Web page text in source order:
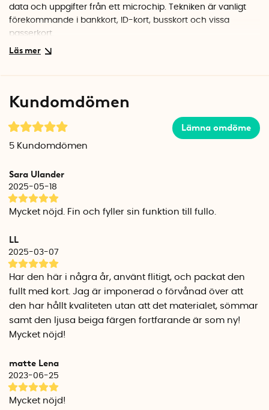
data och uppgifter från ett microchip. Tekniken är vanligt
förekommande i bankkort, ID-kort, busskort och vissa
passerkort.
som korthållaren ger dig en praktisk förvaring för de kort du
Korthållaren är tillverkad av veganskt och återvunnet PU-
fem facken.
Specifikationer
Mått: 10 cm x 7 cm x 0,5 cm
Material: Återvunnet PU-läder, fri från ftalater
Uppfyller Reach
Blockerar: RFID och NFC kommunikation
Kundomdömen
Lämna omdöme
5 Kundomdömen
Sara Ulander
2025-05-18
Mycket nöjd. Fin och fyller sin funktion till fullo.
LL
2025-03-07
Har den här i några år, använt flitigt, och packat den
fullt med kort. Jag är imponerad o förvånad över att
den har hållt kvaliteten utan att det materialet, sömmar
samt den ljusa beiga färgen fortfarande är som ny!
Mycket nöjd!
matte Lena
2023-06-25
Mycket nöjd!